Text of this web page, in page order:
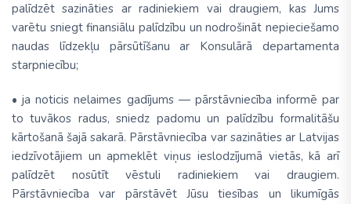
palīdzēt sazināties ar radiniekiem vai draugiem, kas Jums
varētu sniegt finansiālu palīdzību un nodrošināt nepieciešamo
naudas līdzekļu pārsūtīšanu ar Konsulārā departamenta
starpniecību;
• ja noticis nelaimes gadījums — pārstāvniecība informē par
to tuvākos radus, sniedz padomu un palīdzību formalitāšu
kārtošanā šajā sakarā. Pārstāvniecība var sazināties ar Latvijas
iedzīvotājiem un apmeklēt viņus ieslodzījumā vietās, kā arī
palīdzēt nosūtīt vēstuli radiniekiem vai draugiem.
Pārstāvniecība var pārstāvēt Jūsu tiesības un likumīgās